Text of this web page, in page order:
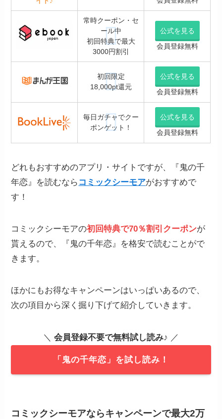
常時クーポン・セ
ール中
初回特典で最大
3000円割引
公式を見る
会員登録無料
初回限定
18,000pt還元
公式を見る
会員登録無料
毎日ガチャでクー
ポンゲット！
公式を見る
会員登録無料
どれもおすすめのアプリ・サイトですが、『鬼の千
年恋』を読むなら コミックシーモアがおすすめで
す！
コミックシーモアの初回特典で70％割引クーポンが
貰えるので、『鬼の千年恋』を格安で読むことがで
きます。
ほかにもお得なキャンペーンはいっぱいあるので、
次の項目から深く掘り下げて紹介していきます。
＼ 会員登録不要で無料試し読み♪ ／
「鬼の千年恋」を試し読み！
コミックシーモアならキャンペーンで最大2万